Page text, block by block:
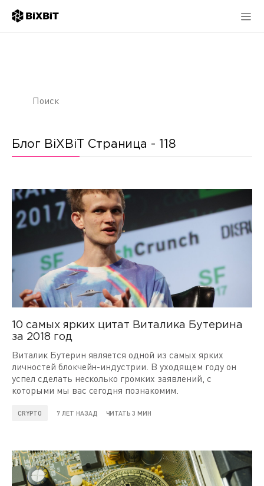
Блог BiXBiT Страница - 118
10 самых ярких цитат Виталика Бутерина
за 2018 год
Виталик Бутерин является одной из самых ярких
личностей блокчейн-индустрии. В уходящем году он
успел сделать несколько громких заявлений, с
которыми мы вас сегодня познакомим.
CRYPTO 7 ЛЕТ НАЗАД ЧИТАТЬ 3 МИН